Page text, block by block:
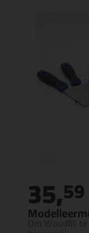
Om Woodfill te
35,59